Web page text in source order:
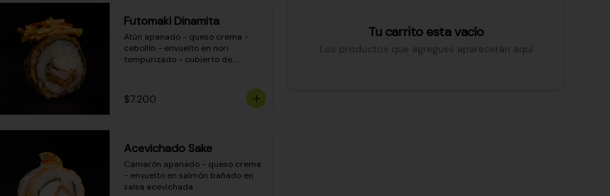
Futomaki Dinamita
Atún apanado - queso crema -
cebollín - envuelto en nori
tempurizado - cubierto de
$7.200
Acevichado Sake
Camarón apanado - queso crema
- envuelto en salmón bañado en
salsa acevichada
Tu carrito esta vacío
Los productos que agregues aparecerán aquí